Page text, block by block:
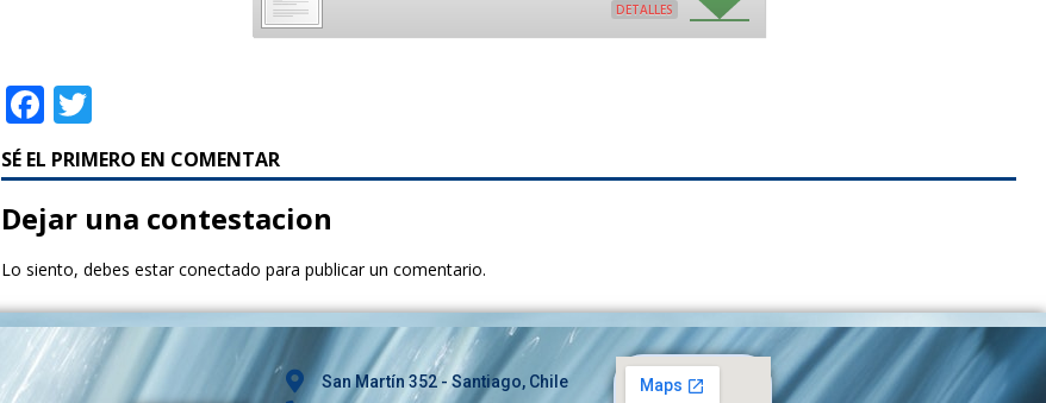
DETALLES
F
a
c
e
b
o
o
k
w
it
te
r
SÉ EL PRIMERO EN COMENTAR
Dejar una contestacion
Lo siento, debes estarconectado para publicar un comentario.
San Martín 352 - Santiago, Chile